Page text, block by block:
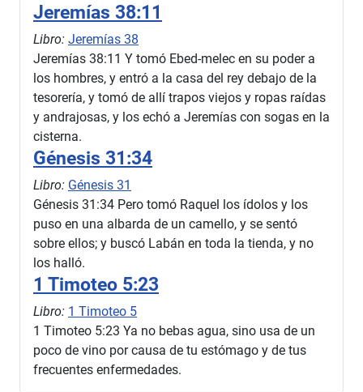
Jeremías 38:11
Libro: Jeremías 38
Jeremías 38:11 Y tomó Ebed-melec en su poder a
los hombres, y entró a la casa del rey debajo de la
tesorería, y tomó de allí trapos viejos y ropas raídas
y andrajosas, y los echó a Jeremías con sogas en la
cisterna.
Génesis 31:34
Libro: Génesis 31
Génesis 31:34 Pero tomó Raquel los ídolos y los
puso en una albarda de un camello, y se sentó
sobre ellos; y buscó Labán en toda la tienda, y no
los halló.
1 Timoteo 5:23
Libro: 1 Timoteo 5
1 Timoteo 5:23 Ya no bebas agua, sino usa de un
poco de vino por causa de tu estómago y de tus
frecuentes enfermedades.